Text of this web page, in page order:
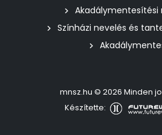
Akadálymentesítési
Színházi nevelés és
mnsz.hu © 2026 Minden
Készítette: